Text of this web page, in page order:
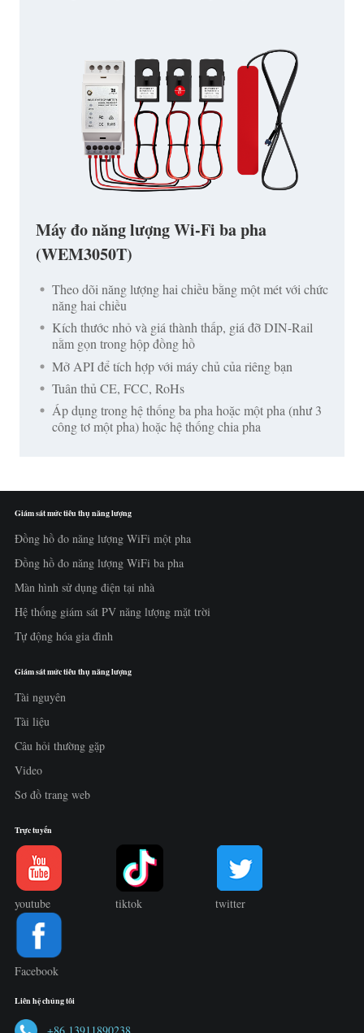
Máy đo năng lượng Wi-Fi ba pha
(WEM3050T)
Theo dõi năng lượng hai chiều bằng một mét với chức
năng hai chiều
Kích thước nhỏ và giá thành thấp, giá đỡ DIN-Rail
nằm gọn trong hộp đồng hồ
Mở API để tích hợp với máy chủ của riêng bạn
Tuân thủ CE, FCC, RoHs
Áp dụng trong hệ thống ba pha hoặc một pha (như 3
công tơ một pha) hoặc hệ thống chia pha
Giám sát mức tiêu thụ năng lượng
Đồng hồ đo năng lượng WiFi một pha
Đồng hồ đo năng lượng WiFi ba pha
Màn hình sử dụng điện tại nhà
Hệ thống giám sát PV năng lượng mặt trời
Tự động hóa gia đình
Giám sát mức tiêu thụ năng lượng
Tài nguyên
Tài liệu
Câu hỏi thường gặp
Video
Sơ đồ trang web
Trực tuyến
youtube tiktok twitter
Facebook
Liên hệ chúng tôi